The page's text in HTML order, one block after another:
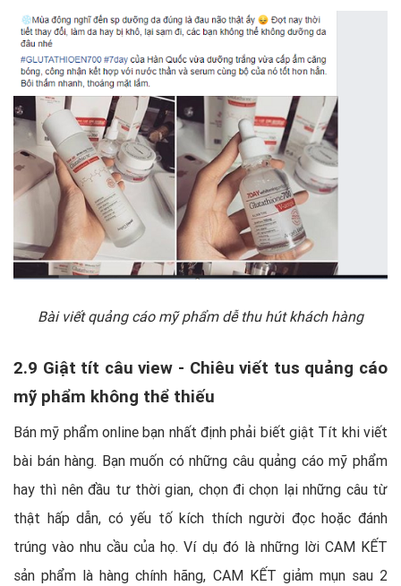
Bài viết quảng cáo mỹ phẩm dễ thu hút khách hàng
2.9 Giật tít câu view - Chiêu viết tus quảng cáo
mỹ phẩm không thể thiếu
Bán mỹ phẩm online bạn nhất định phải biết giật Tít khi viết
bài bán hàng. Bạn muốn có những câu quảng cáo mỹ phẩm
hay thì nên đầu tư thời gian, chọn đi chọn lại những câu từ
thật hấp dẫn, có yếu tố kích thích người đọc hoặc đánh
trúng vào nhu cầu của họ. Ví dụ đó là những lời CAM KẾT
sản phẩm là hàng chính hãng, CAM KẾT giảm mụn sau 2